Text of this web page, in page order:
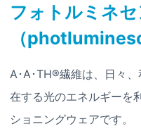
フォトルミネセ
（
A･A･TH®繊維は、日々
在する光のエネルギーを
ショニングウェアです。